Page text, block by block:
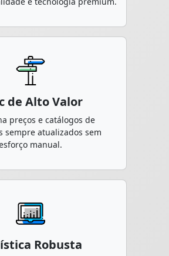
de Alto Valor
preços e catálogos de
sempre atualizados sem
manual.
Robusta